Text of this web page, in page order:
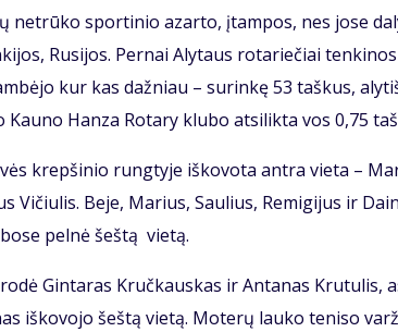
ne­trū­ko spor­ti­nio azar­to, įtam­pos, nes jo­se
Ru­si­jos. Per­nai Aly­taus ro­ta­rie­čiai
kur kas daž­niau – su­rin­kę 53 taš­kus,
Han­za Ro­ta­ry klu­bo at­si­lik­ta vos 0,75
krep­ši­nio rung­ty­je iš­ko­vo­ta an­tra vie­ta –
Vi­čiu­lis. Be­je, Ma­rius, Sau­lius, Re­mi­gi­jus ir
pel­nė šeš­tą vie­tą.
Gin­ta­ras Kruč­kaus­kas ir An­ta­nas Kru­tu­lis,
iš­ko­vo­jo šeš­tą vie­tą. Mo­te­rų lau­ko te­ni­so